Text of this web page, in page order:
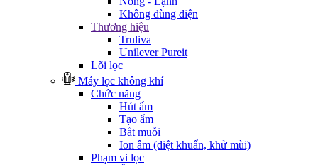
Không dùng điện
Thương hiệu
Truliva
Unilever Pureit
Lõi lọc
Máy lọc không khí
Chức năng
Hút ẩm
Tạo ẩm
Bắt muỗi
Ion âm (diệt khuẩn, khử mùi)
Phạm vi lọc